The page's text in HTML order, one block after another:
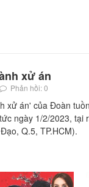
xử án
Phản hồi: 0
xử án' của Đoàn
ngày 1/2/2023, tại
Q.5, TP.HCM).